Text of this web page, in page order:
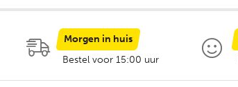
Morgen in huis
Bestel voor 15:00 uur